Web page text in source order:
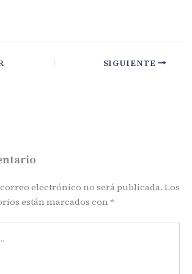
SIGUIENTE
electrónico no será publicada. Los
están marcados con *